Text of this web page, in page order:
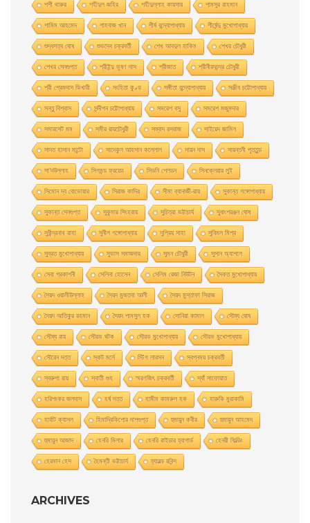
শশী থারুর শহীদুল জহির শহীদুল্লাহ কায়সার শামসুর রাহমান
শামিম আহমেদ শাহবাজ খান শীর্ষ বন্দ্যোপাধ্যায় শীর্ষেন্দু মুখোপাধ্যায়
শুদ্ধসত্ব ঘোষ শুভদেব চক্রবর্তী শেখ আবদুল হাকিম শেখর চৌধুরী
শেখর সেনগুপ্ত শ্রীইন্দু ভূষণ দাস শ্রীজাত শ্রীনীরদচন্দ্র চৌধুরী
শ্রী প্রেমদাস ভিখারী সংহিতা কুণ্ড সঙ্গীতা বন্দ্যোপাধ্যায় সঞ্জীব চট্টোপাধ্যায়
সন্তু বিশ্বাস সন্দীপন চট্টোপাধ্যায় সমরেশ বসু সমরেশ মজুমদার
সমারসেট মম সমীর রায়চৌধুরী সম্বাদ রসরাজ সাইয়েদ জামিল
সাদত হাসান মান্টো সাদেকুল আহসান কল্লোল সায়ন দাস সায়ন্তনী পূততুন্ড
সা’দউল্লাহ সিগমন্ড ফ্রয়েড সিডনি শেলডন সিনক্লেয়ার লুই
সিমোন দ্য বোভোয়ার সিরাজ কাদির সীমা ব্যানার্জী-রায় সুকান্ত গঙ্গোপাধ্যায়
সুকান্ত সেনগুপ্ত সুকুমার সিংহরায় সুচিত্রা ভট্টাচার্য সুধাংশরঞ্জন ঘোষ
সুধীন্দ্রনাথ রাহা সুনীল গঙ্গোপাধ্যায় সুপ্রিয় সাহা সুবিমল মিশ্র
সুব্রত মুখোপাধ্যায় সুভাস সমাজদার সুমন চৌধুরী সুসান অ্যাশলে
সেবা প্রকাশনী সেলিনা হােসেন সেলিম রেজা নিউটন সৈকত মুখোপাধ্যায়
সৈয়দ ওয়ালীউল্লাহ সৈয়দ মুজতবা আলী সৈয়দ মুস্তাফা সিরাজ
সৈয়দ আতিকুর রহমান সৈয়দ শামসুল হক সোনিয়া কামাল সৌম্য ঘােষ
সৌম্য রায় সৌরভ ঘটক সৌরভ মুখােপাধ্যায় সৌরভ মুখোপাধ্যায়
সৌরেন দত্ত স্কট মর্লে স্টিগ লারসন স্বপ্নময় চক্রবর্তী
স্বরুপা রায় স্বাতী গুহ স্মরণজিৎ চক্রবর্তী স্যাঁ সাফোয়াত
হরিশংকর জলদাস হর্ষ দত্ত হামীম কামরুল হক হারুকি মুরাকামি
হার্বাট ক্যাসল হিমাদ্রিকিশাের দাশগুপ্ত হুমায়ুন কবীর হুমায়ূন আহমেদ
হুমায়ুন আজাদ হেনরি মিলার হেনরি রাইডার হ্যাগার্ড হেনরী ফিল্ডিং
হেরমান হেস হৈমন্তী ভট্টাচার্য হ্যারল্ড রবিন্স
ARCHIVES